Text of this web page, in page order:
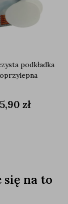
podkładka
zł
się na to